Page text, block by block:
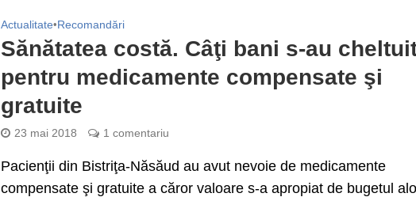
Actualitate•Recomandări
Sănătatea costă. Câţi bani s-au
pentru medicamente compensate şi
gratuite
23 mai 2018 1 comentariu
Pacienţii din Bistriţa-Năsăud au avut nevoie de medicamente
compensate şi gratuite a căror valoare s-a apropiat de bugetul